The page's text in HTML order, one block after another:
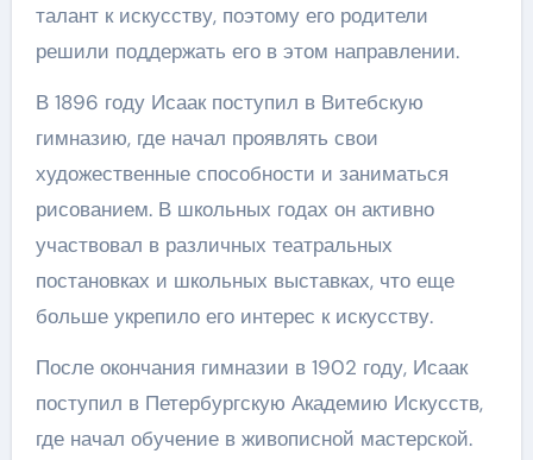
талант к искусству, поэтому его родители
решили поддержать его в этом направлении.
В 1896 году Исаак поступил в Витебскую
гимназию, где начал проявлять свои
художественные способности и заниматься
рисованием. В школьных годах он активно
участвовал в различных театральных
постановках и школьных выставках, что еще
больше укрепило его интерес к искусству.
После окончания гимназии в 1902 году, Исаак
поступил в Петербургскую Академию Искусств,
где начал обучение в живописной мастерской.